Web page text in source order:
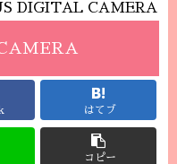
DIGITAL CAMERA
はてブ
コピー